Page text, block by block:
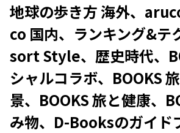
地球の歩き方 海外、
co 国内、ランキング&テ
sort Style、歴史時代、
シャルコラボ、BOOKS
景、BOOKS 旅と健康、
み物、D-Booksのガイド